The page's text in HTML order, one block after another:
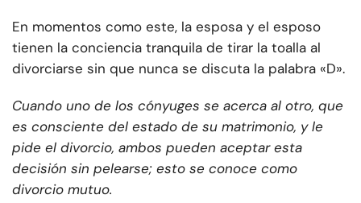
En momentos como este, la esposa y el esposo
tienen la conciencia tranquila de tirar la toalla al
divorciarse sin que nunca se discuta la palabra «D».
Cuando uno de los cónyuges se acerca al otro, que
es consciente del estado de su matrimonio, y le
pide el divorcio, ambos pueden aceptar esta
decisión sin pelearse; esto se conoce como
divorcio mutuo.